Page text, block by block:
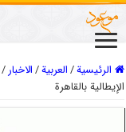
الرئيسية/العربیة/الاخبار/
الإيطالية بالقاهرة